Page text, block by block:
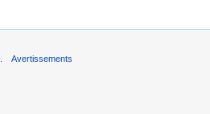
Avertissements